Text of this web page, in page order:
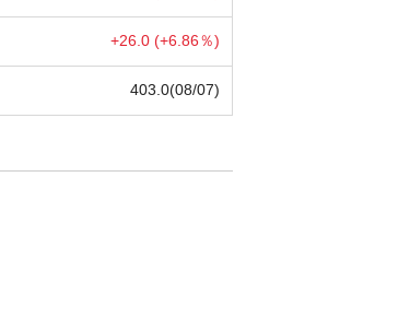
+26.0 (+6.86％)
403.0(08/07)